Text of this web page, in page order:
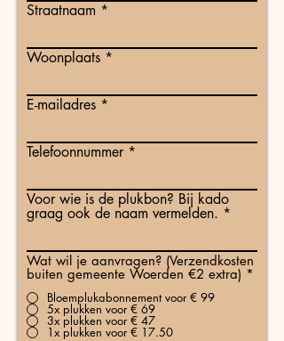
Straatnaam
Woonplaats
E-mailadres
Telefoonnummer
Voor wie is de plukbon? Bij kado
graag ook de naam vermelden.
Wat wil je aanvragen? (Verzendkosten
buiten gemeente Woerden €2 extra) *
Bloemplukabonnement voor € 99
5x plukken voor € 69
3x plukken voor € 47
1x plukken voor € 17.50